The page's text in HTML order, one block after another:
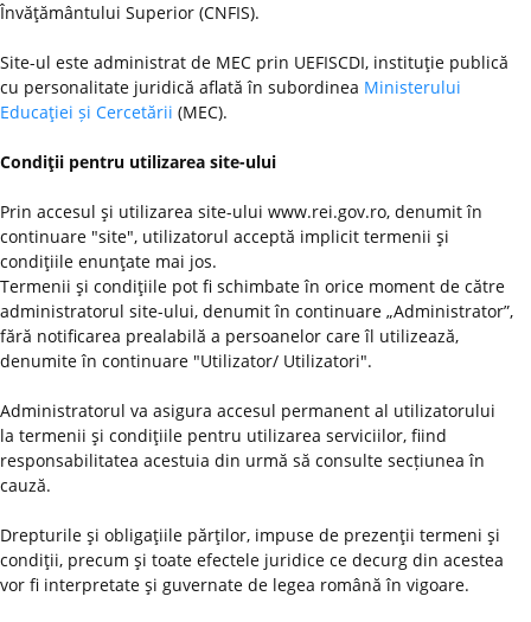
Învăţământului Superior (CNFIS).
Site-ul este administrat de MEC prin UEFISCDI, instituţie publică
cu personalitate juridică aflată în subordinea Ministerului
Educaţiei și Cercetării (MEC).
Condiţii pentru utilizarea site-ului
Prin accesul şi utilizarea site-ului www.rei.gov.ro, denumit în
continuare "site", utilizatorul acceptă implicit termenii şi
condiţiile enunţate mai jos.
Termenii şi condiţiile pot fi schimbate în orice moment de către
administratorul site-ului, denumit în continuare „Administrator”,
fără notificarea prealabilă a persoanelor care îl utilizează,
denumite în continuare "Utilizator/ Utilizatori".
Administratorul va asigura accesul permanent al utilizatorului
la termenii şi condiţiile pentru utilizarea serviciilor, fiind
responsabilitatea acestuia din urmă să consulte secțiunea în
cauză.
Drepturile şi obligaţiile părţilor, impuse de prezenţii termeni şi
condiţii, precum şi toate efectele juridice ce decurg din acestea
vor fi interpretate şi guvernate de legea română în vigoare.